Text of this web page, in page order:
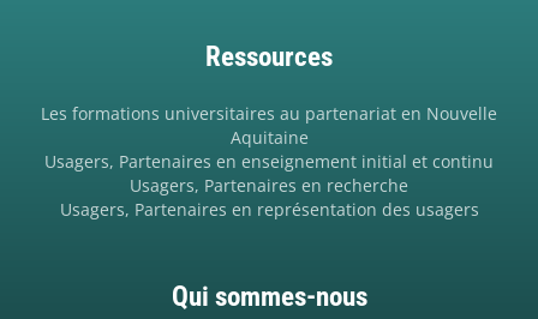
Ressources
Les formations universitaires au partenariat en Nouvelle
Aquitaine
Usagers, Partenaires en enseignement initial et continu
Usagers, Partenaires en recherche
Usagers, Partenaires en représentation des usagers
Qui sommes-nous